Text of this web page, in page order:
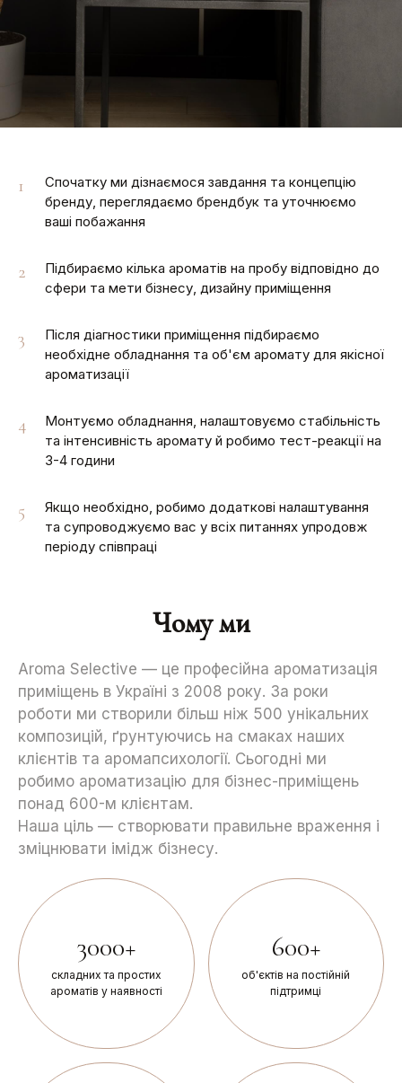
1
Спочатку ми дізнаємося завдання та концепцію
бренду, переглядаємо брендбук та уточнюємо
ваші побажання
2
Підбираємо кілька ароматів на пробу відповідно до
сфери та мети бізнесу, дизайну приміщення
3
Після діагностики приміщення підбираємо
необхідне обладнання та об'єм аромату для якісної
ароматизації
4
Монтуємо обладнання, налаштовуємо стабільність
та інтенсивність аромату й робимо тест-реакції на
3-4 години
5
Якщо необхідно, робимо додаткові налаштування
та супроводжуємо вас у всіх питаннях упродовж
періоду співпраці
Чому ми
Aroma Selective — це професійна ароматизація
приміщень в Україні з 2008 року. За роки
роботи ми створили більш ніж 500 унікальних
композицій, ґрунтуючись на смаках наших
клієнтів та аромапсихології. Сьогодні ми
робимо ароматизацію для бізнес-приміщень
понад 600-м клієнтам.
Наша ціль — створювати правильне враження і
зміцнювати імідж бізнесу.
3000+
складних та простих
ароматів у наявності
600+
об'єктів на постійній
підтримці